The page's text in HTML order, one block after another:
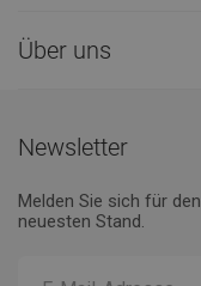
Über uns
Newsletter
Melden Sie sich für
neuesten Stand.